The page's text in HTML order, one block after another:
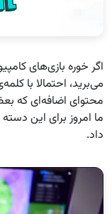
اگر خوره بازی‌های
محتوای اضافه‌ای که
ما امروز برای این
داد.